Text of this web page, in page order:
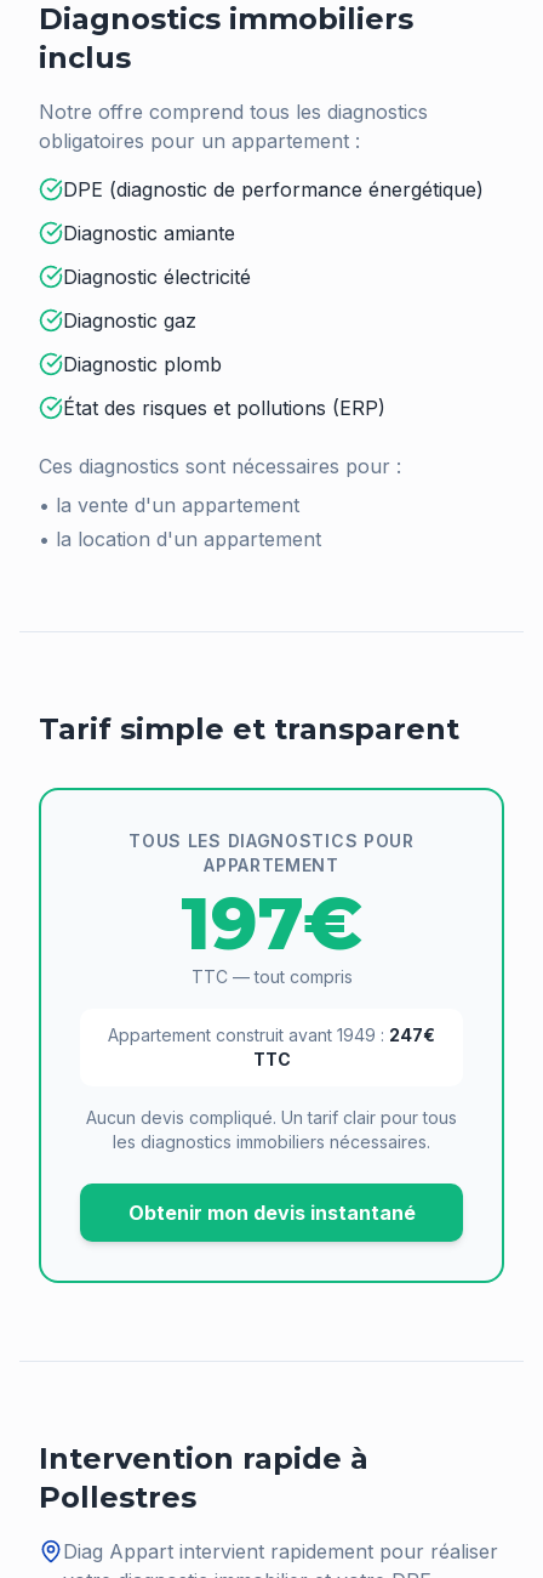
Diagnostics immobiliers
inclus
Notre offre comprend tous les diagnostics
obligatoires pour un appartement :
DPE (diagnostic de performance énergétique)
Diagnostic amiante
Diagnostic électricité
Diagnostic gaz
Diagnostic plomb
État des risques et pollutions (ERP)
Ces diagnostics sont nécessaires pour :
• la vente d'un appartement
• la location d'un appartement
Tarif simple et transparent
TOUS LES DIAGNOSTICS POUR
APPARTEMENT
197€
TTC — tout compris
Appartement construit avant 1949 : 247€
TTC
Aucun devis compliqué. Un tarif clair pour tous
les diagnostics immobiliers nécessaires.
Obtenir mon devis instantané
Intervention rapide à
Pollestres
Diag Appart intervient rapidement pour réaliser